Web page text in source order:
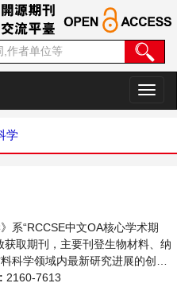
切
换
学
》系“RCCSE中文OA核心学术期
获取期刊，主要刊登生物材料、纳
科学领域内最新研究进展的创造
性文章。本刊支持思想创新、学
2160-7613